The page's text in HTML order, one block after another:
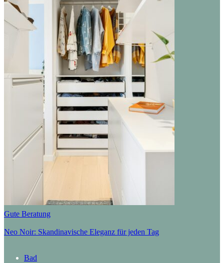
Gute Beratung
Neo Noir: Skandinavische Eleganz für jeden Tag
Bad